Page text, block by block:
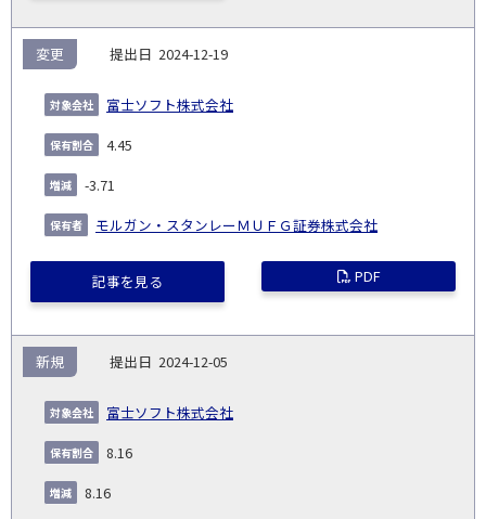
2024-12-19
富士ソフト株式会社
変更
4.45
-3.71
モルガン・スタンレーＭＵＦＧ証券株式会社
記事を見る PDF
2024-12-05
富士ソフト株式会社
新規
8.16
8.16